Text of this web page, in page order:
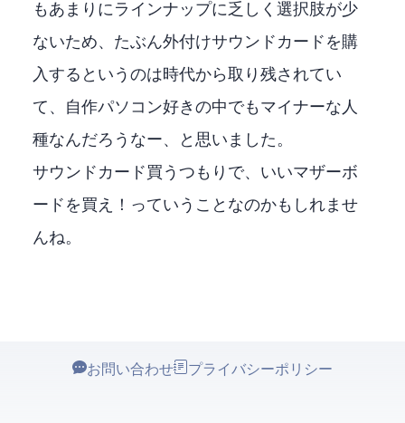
もあまりにラインナップに乏しく選択肢が少
ないため、たぶん外付けサウンドカードを購
入するというのは時代から取り残されてい
て、自作パソコン好きの中でもマイナーな人
種なんだろうなー、と思いました。
サウンドカード買うつもりで、いいマザーボ
ードを買え！っていうことなのかもしれませ
んね。
お問い合わせ プライバシーポリシー